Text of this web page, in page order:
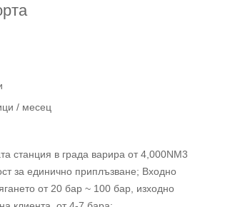
/ месец
станция в града варира от 4,000NM3
за единично приплъзване; Входно
от 20 бар ~ 100 бар, изходно